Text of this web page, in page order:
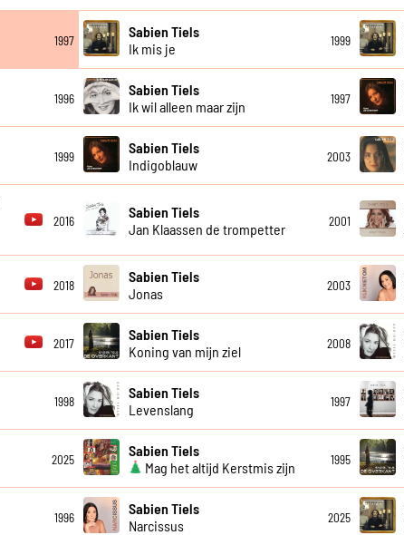
1997
Sabien Tiels
Ik mis je
1999
1996
Sabien Tiels
Ik wil alleen maar zijn
1997
1999
Sabien Tiels
Indigoblauw
2003
2016
Sabien Tiels
Jan Klaassen de trompetter
2001
2018
Sabien Tiels
Jonas
2003
2017
Sabien Tiels
Koning van mijn ziel
2008
1998
Sabien Tiels
Levenslang
1997
2025
Sabien Tiels
Mag het altijd Kerstmis zijn
1995
1996
Sabien Tiels
Narcissus
2025